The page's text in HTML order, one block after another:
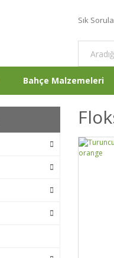
Sık
Bahçe Malzemeleri